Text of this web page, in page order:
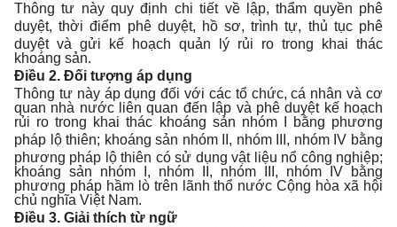
Thông tư này quy định chi tiết về lập, thẩm quyền phê
duyệt, thời điểm phê duyệt, hồ sơ, trình tự, thủ tục phê
duyệt và gửi kế hoạch quản lý rủi ro trong khai thác
khoáng sản.
Điều 2. Đối tượng áp dụng
Thông tư này áp dụng đối với các tổ chức, cá nhân và cơ
quan nhà nước liên quan đến lập và phê duyệt kế hoạch
rủi ro trong khai thác khoáng sản nhóm I bằng phương
pháp lộ thiên; khoáng sản nhóm II, nhóm III, nhóm IV bằng
phương pháp lộ thiên có sử dụng vật liệu nổ công nghiệp;
khoáng sản nhóm I, nhóm II, nhóm III, nhóm IV bằng
phương pháp hầm lò trên lãnh thổ nước Cộng hòa xã hội
chủ nghĩa Việt Nam.
Điều 3. Giải thích từ ngữ